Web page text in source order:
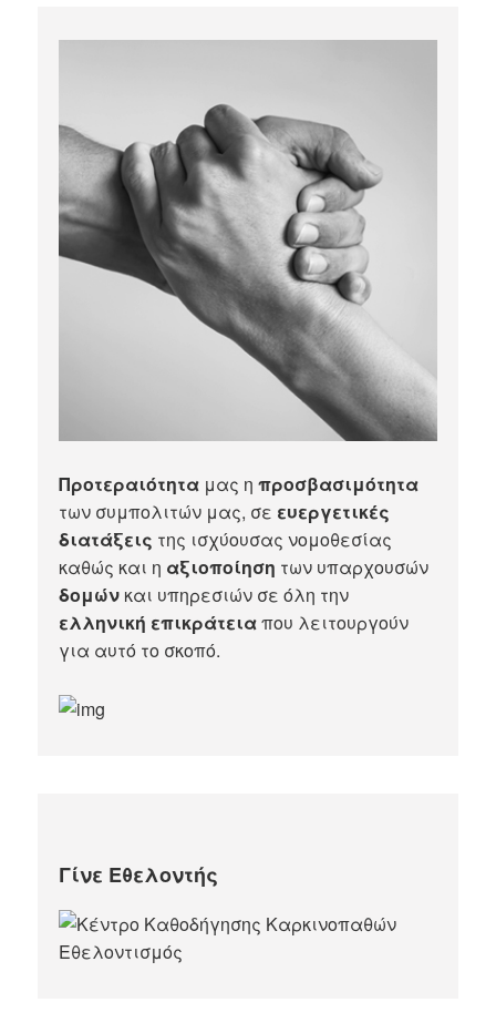
Προτεραιότητα μας ηπροσβασιμότητα
των συμπολιτών μας, σε ευεργετικές
διατάξεις της ισχύουσας νομοθεσίας
καθώς και η αξιοποίηση των υπαρχουσών
δομών και υπηρεσιών σε όλη την
ελληνική επικράτειαπου λειτουργούν
για αυτό το σκοπό.​
Γίνε Εθελοντής